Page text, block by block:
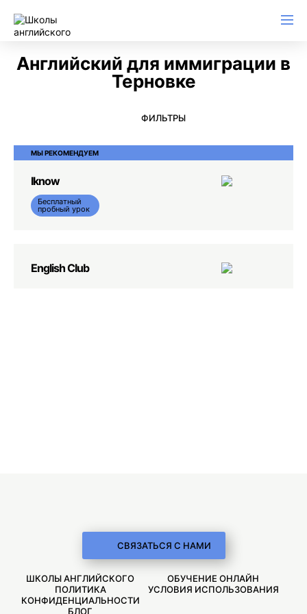
Английский для иммиграции в
Терновке
ФИЛЬТРЫ
МЫ РЕКОМЕНДУЕМ
Iknow
Бесплатный
пробный урок
English Club
СВЯЗАТЬСЯ С НАМИ
ШКОЛЫ АНГЛИЙСКОГО
ОБУЧЕНИЕ ОНЛАЙН
ПОЛИТИКА
КОНФИДЕНЦИАЛЬНОСТИ
УСЛОВИЯ ИСПОЛЬЗОВАНИЯ
БЛОГ